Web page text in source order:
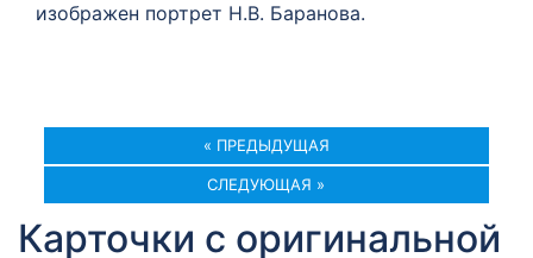
изображен портрет Н.В. Баранова.
« ПРЕДЫДУЩАЯ
СЛЕДУЮЩАЯ »
Карточки с оригинальной